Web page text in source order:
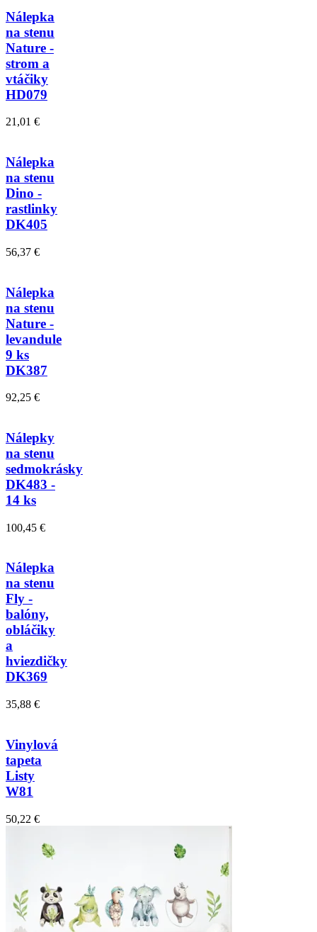
Nálepka
na stenu
Nature -
strom a
vtáčiky
HD079
21,01 €
Nálepka
na stenu
Dino -
rastlinky
DK405
56,37 €
Nálepka
na stenu
Nature -
levandule
9 ks
DK387
92,25 €
Nálepky
na stenu
sedmokrásky
DK483 -
14 ks
100,45 €
Nálepka
na stenu
Fly -
balóny,
obláčiky
a
hviezdičky
DK369
35,88 €
Vinylová
tapeta
Listy
W81
50,22 €